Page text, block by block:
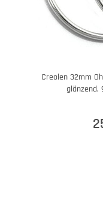
Creolen 32mm
glänzend,